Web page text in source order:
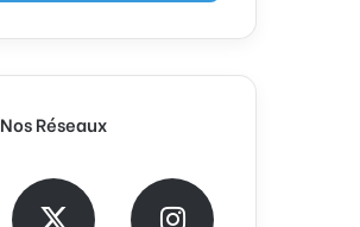
Nos Réseaux